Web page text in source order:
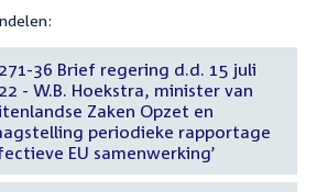
36 Brief regering d.d. 15 juli
- W.B. Hoekstra, minister van
Zaken Opzet en
periodieke rapportage
EU samenwerking’